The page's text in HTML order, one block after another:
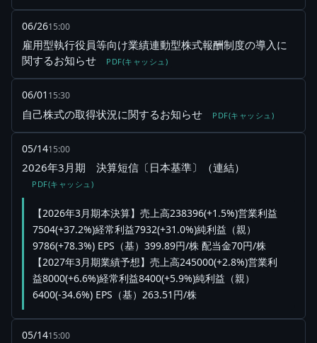
06/2615:00
雇用型執行役員等向け業績連動型株式報酬制度の導入に
関するお知らせ
PDF(キャッシュ)
06/01 15:30
自己株式の取得状況に関するお知らせ PDF(キャッシュ)
05/1415:00
2026年3月期 決算短信〔日本基準〕（連結）
PDF(キャッシュ)
【2026年3月期本決算】売上高238396(+1.5%)営業利益
7504(+37.2%)経常利益7932(+31.0%)純利益（親）
9786(+78.3%) EPS（基）399.89円/株 配当金70円/株
【2027年3月期業績予想】売上高245000(+2.8%)営業利
益8000(+6.6%)経常利益8400(+5.9%)純利益（親）
6400(-34.6%) EPS（基）263.51円/株
05/1415:00